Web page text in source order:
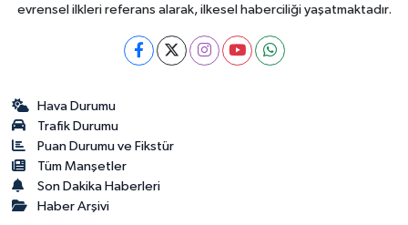
evrensel ilkleri referans alarak, ilkesel haberciliği yaşatmaktadır.
Hava Durumu
Trafik Durumu
Puan Durumu ve Fikstür
Tüm Manşetler
Son Dakika Haberleri
Haber Arşivi